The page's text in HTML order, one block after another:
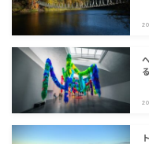
北欧の国々
スウェーデン
ノルウェー
デンマーク
フィンランド